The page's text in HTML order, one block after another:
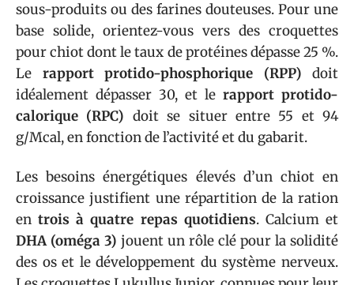
sous-produits ou des farines douteuses. Pour une
base solide, orientez-vous vers des croquettes
pour chiot dont le taux de protéines dépasse 25 %.
Le rapport protido-phosphorique (RPP) doit
idéalement dépasser 30, et le rapport protido-
calorique (RPC) doit se situer entre 55 et 94
g/Mcal, en fonction de l’activité et du gabarit.
Les besoins énergétiques élevés d’un chiot en
croissance justifient une répartition de la ration
entrois à quatre repas quotidiens. Calcium et
DHA (oméga 3) jouent un rôle clé pour la solidité
des os et le développement du système nerveux.